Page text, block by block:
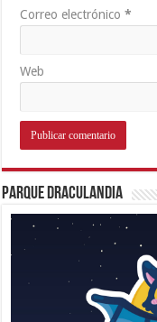
Correo electrónico*
Web
Parque Draculandia